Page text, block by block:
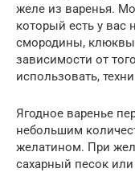
желе из варенья.
который есть у вас
смородины, клюквы
зависимости от
использовать,
Ягодное варенье
небольшим
желатином. При
сахарный песок